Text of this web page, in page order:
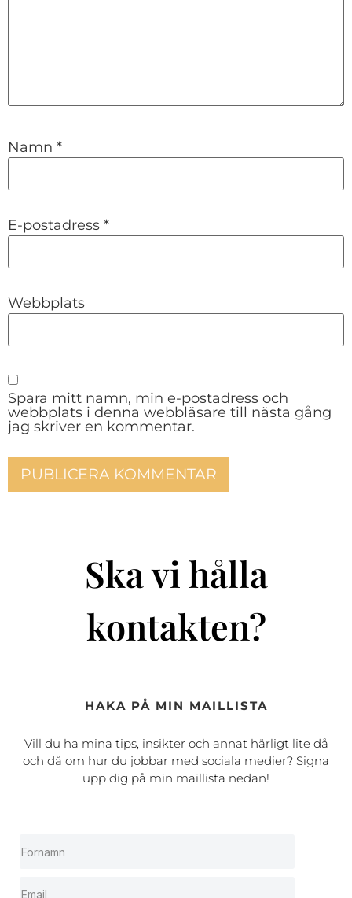
Namn *
E-postadress *
Webbplats
Spara mitt namn, min e-postadress och
webbplats i denna webbläsare till nästa gång
jag skriver en kommentar.
Ska vi hålla
kontakten?
HAKA PÅ MIN MAILLISTA
Vill du ha mina tips, insikter och annat härligt lite då
och då om hur du jobbar med sociala medier? Signa
upp dig på min maillista nedan!